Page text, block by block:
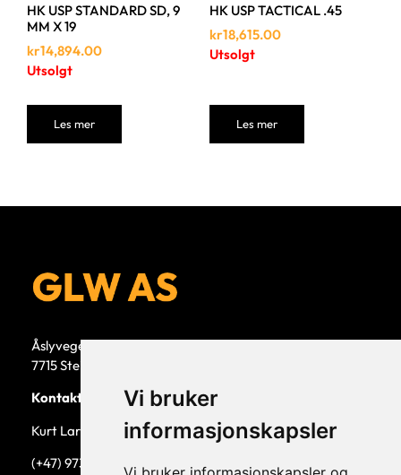
Vi bruker
informasjonskapsler
HK USP STANDARD SD, 9
MM X 19
kr14,894.00
Utsolgt
Les mer
HK USP TACTICAL .45
kr18,615.00
Utsolgt
Les mer
Åslyvegen 5b
7715 Steinkjer
Kontaktperson
Kurt Larsen, daglig leder.
(+47) 973 33 332